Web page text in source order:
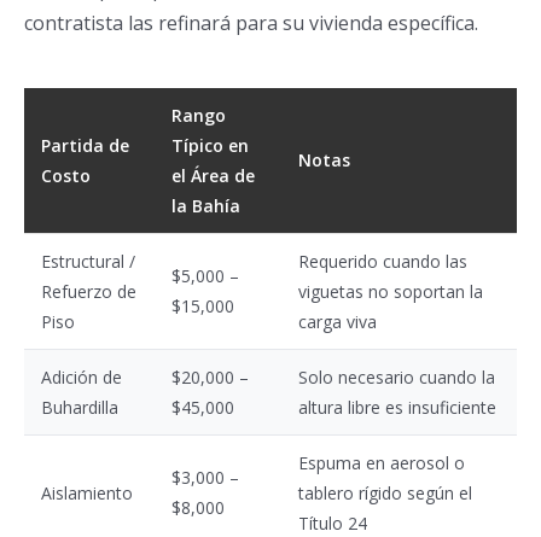
contratista las refinará para su vivienda específica.
Partida de
Costo
Rango
Típico en
el Área de
la Bahía
Notas
Estructural /
Refuerzo de
Piso
$5,000 –
$15,000
Requerido cuando las
viguetas no soportan la
carga viva
Adición de
Buhardilla
$20,000 –
$45,000
Solo necesario cuando la
altura libre es insuficiente
Aislamiento
$3,000 –
$8,000
Espuma en aerosol o
tablero rígido según el
Título 24